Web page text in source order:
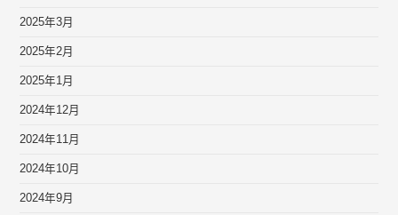
2025年3月
2025年2月
2025年1月
2024年12月
2024年11月
2024年10月
2024年9月